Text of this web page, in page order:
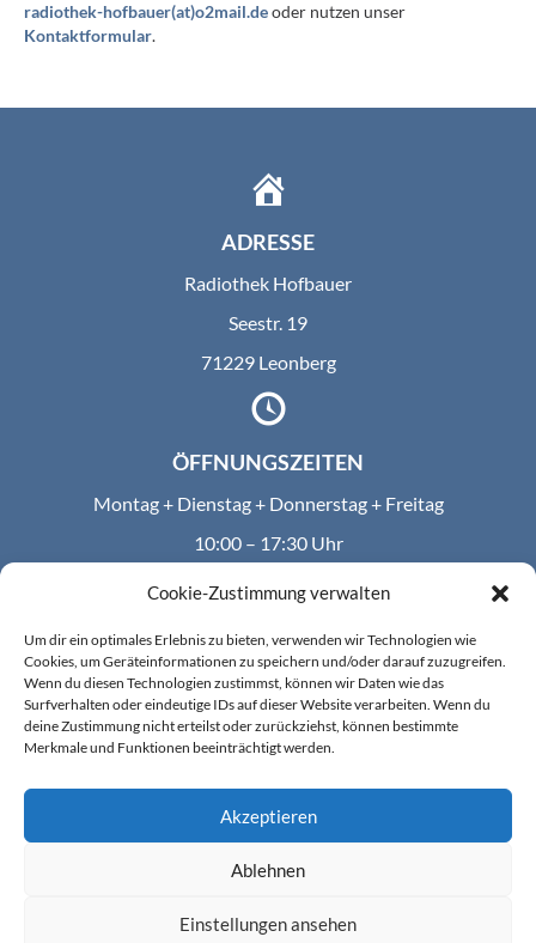
Cookie-Zustimmung verwalten
Um dir ein optimales Erlebnis zu bieten, verwenden wir Technologien wie
Cookies, um Geräteinformationen zu speichern und/oder darauf zuzugreifen.
Wenn du diesen Technologien zustimmst, können wir Daten wie das
Surfverhalten oder eindeutige IDs auf dieser Website verarbeiten. Wenn du
deine Zustimmung nicht erteilst oder zurückziehst, können bestimmte
Merkmale und Funktionen beeinträchtigt werden.
Akzeptieren
Ablehnen
Einstellungen ansehen
radiothek-hofbauer(at)o2mail.deoder nutzen unser
Kontaktformular.
ADRESSE
Radiothek Hofbauer
Seestr. 19
71229 Leonberg
ÖFFNUNGSZEITEN
Montag + Dienstag + Donnerstag + Freitag
10:00 – 17:30 Uhr
Mittwoch
Termine außerhalb der Öffnungszeiten nach Absprache
möglich.
KONTAKT
Telefon: 07152 / 92 99 70
radiothek-hofbauer(at)o2mail.de